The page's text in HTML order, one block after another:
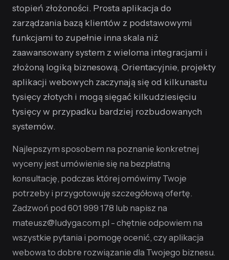
stopień złożoności. Prosta aplikacja do
zarządzania bazą klientów z podstawowymi
funkcjami to zupełnie inna skala niż
zaawansowany system z wieloma integracjami i
złożoną logiką biznesową. Orientacyjnie, projekty
aplikacji webowych zaczynają się od kilkunastu
tysięcy złotych i mogą sięgać kilkudziesięciu
tysięcy w przypadku bardziej rozbudowanych
systemów.
Najlepszym sposobem na poznanie konkretnej
wyceny jest umówienie się na bezpłatną
konsultację, podczas której omówimy Twoje
potrzeby i przygotowuję szczegółową ofertę.
Zadzwoń pod 601 999 178 lub napisz na
mateusz@ludyga.com.pl - chętnie odpowiem na
wszystkie pytania i pomogę ocenić, czy aplikacja
webowa to dobre rozwiązanie dla Twojego biznesu.